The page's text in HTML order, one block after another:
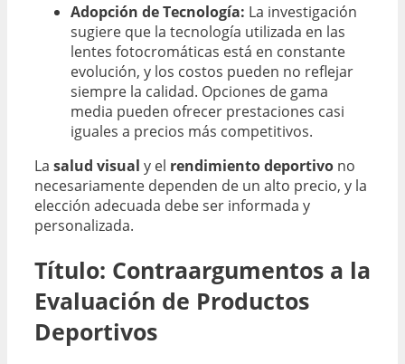
Adopción de Tecnología: La investigación
sugiere que la tecnología utilizada en las
lentes fotocromáticas está en constante
evolución, y los costos pueden no reflejar
siempre la calidad. Opciones de gama
media pueden ofrecer prestaciones casi
iguales a precios más competitivos.
La salud visual y el rendimiento deportivo no
necesariamente dependen de un alto precio, y la
elección adecuada debe ser informada y
personalizada.
Título: Contraargumentos a la
Evaluación de Productos
Deportivos